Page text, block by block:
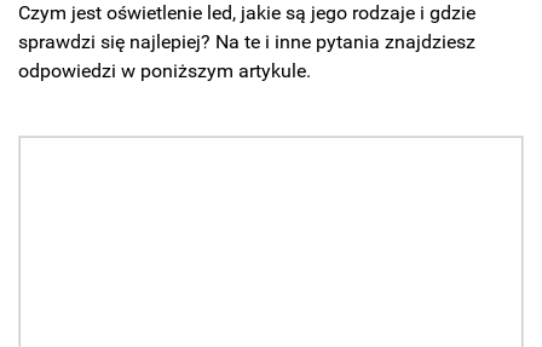
Czym jest oświetlenie led, jakie są jego rodzaje i gdzie
sprawdzi się najlepiej? Na te i inne pytania znajdziesz
odpowiedzi w poniższym artykule.